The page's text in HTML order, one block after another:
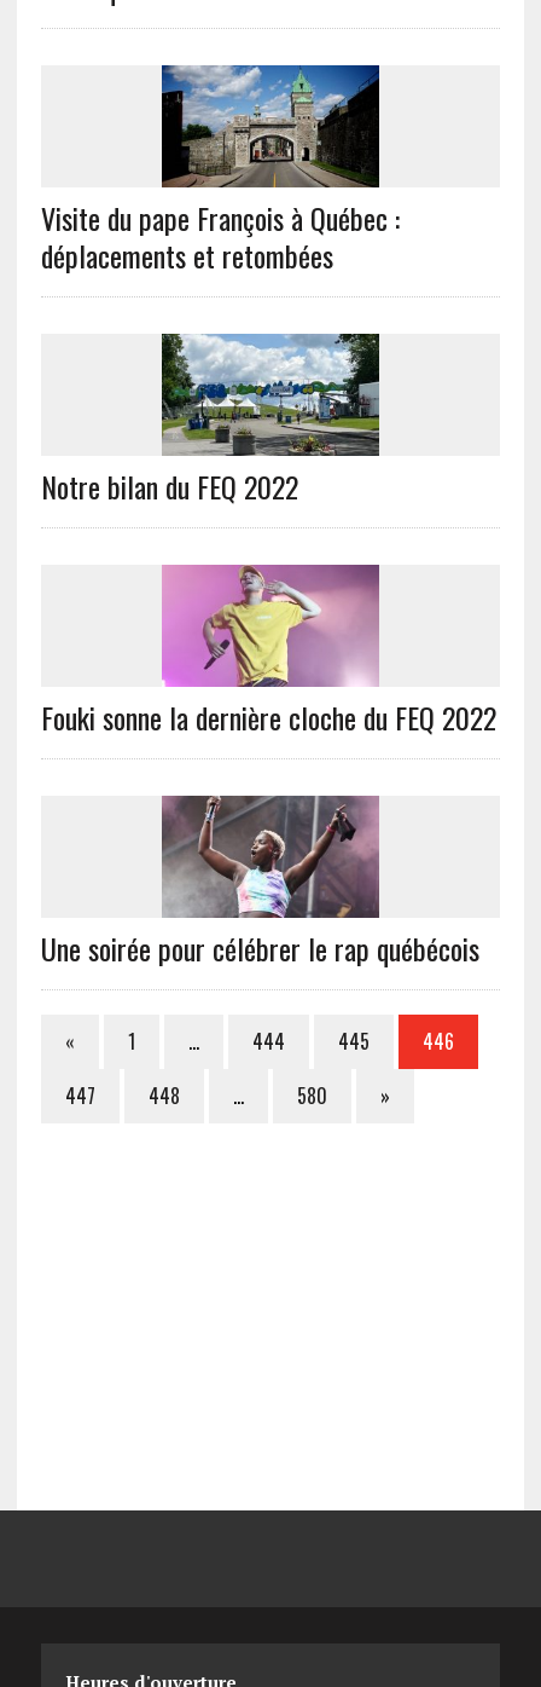
Visite du pape François à Québec :
déplacements et retombées
Notre bilan du FEQ 2022
Fouki sonne la dernière cloche du FEQ 2022
Une soirée pour célébrer le rap québécois
« 1 … 444 445
446
447
448 … 580 »